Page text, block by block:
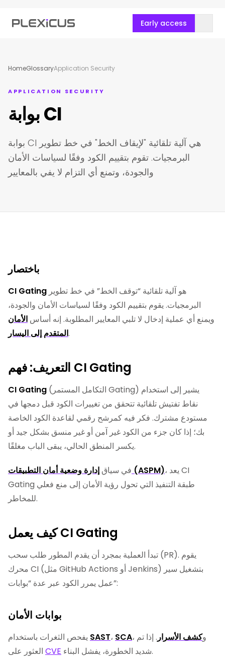
Early access
HomeGlossaryApplication Security
APPLICATION SECURITY
بوابة CI
بوابة CI هي آلية تلقائية "لإيقاف الخط" في خط تطوير
البرمجيات. تقوم بتقييم الكود وفقًا لسياسات الأمان
والجودة، وتمنع أي التزام لا يفي بالمعايير
باختصار
CI Gating
البرمجيات. يقوم بتقييم الكود وفقًا لسياسات الأمان والجودة،
ويمنع أي عملية إدخال لا تلبي المعايير المطلوبة. إنه أساس الأمان
المتقدم إلى اليسار.
التعريف: فهم CI Gating
CI Gating (التكامل المستمر Gating) يشير إلى استخدام
نقاط تفتيش تلقائية تتحقق من تغييرات الكود قبل دمجها في
مستودع مشترك. فكر فيه كمرشح رقمي لقاعدة الكود الخاصة
بك؛ إذا كان جزء من الكود غير آمن أو غير منسق بشكل جيد أو
يكسر المنطق الحالي، يبقى الباب مغلقًا.
في سياق إدارة وضعية أمان التطبيقات (ASPM)، يعد CI
Gating طبقة التنفيذ التي تحول رؤية الأمان إلى منع فعلي
للمخاطر.
كيف يعمل CI Gating
تبدأ العملية بمجرد أن يقدم المطور طلب سحب (PR). يقوم
محرك CI (مثل GitHub Actions أو Jenkins) بتشغيل سير
عمل يمرر الكود عبر عدة “بوابات”:
بوابات الأمان
SAST، SCA ، وكشف الأسرار. إذا تم
CVE شديد الخطورة، يفشل البناء.